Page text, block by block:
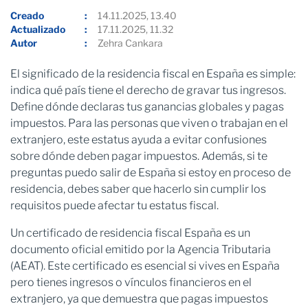
Creado
14.11.2025, 13.40
Actualizado
17.11.2025, 11.32
Autor
Zehra Cankara
El significado de la residencia fiscal en España es simple:
indica qué país tiene el derecho de gravar tus ingresos.
Define dónde declaras tus ganancias globales y pagas
impuestos. Para las personas que viven o trabajan en el
extranjero, este estatus ayuda a evitar confusiones
sobre dónde deben pagar impuestos. Además, si te
preguntas puedo salir de España si estoy en proceso de
residencia, debes saber que hacerlo sin cumplir los
requisitos puede afectar tu estatus fiscal.
Un certificado de residencia fiscal España es un
documento oficial emitido por la Agencia Tributaria
(AEAT). Este certificado es esencial si vives en España
pero tienes ingresos o vínculos financieros en el
extranjero, ya que demuestra que pagas impuestos